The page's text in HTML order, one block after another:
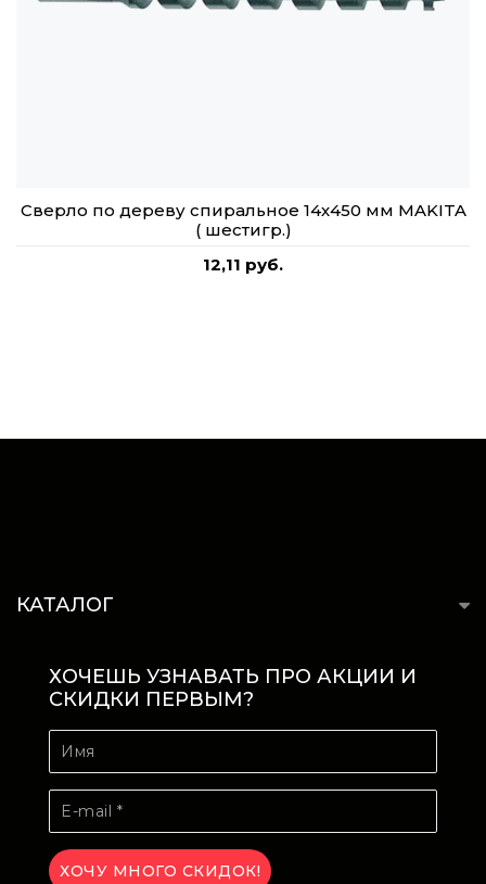
Сверло по дереву спиральное 14х450 мм MAKITA
( шестигр.)
12,11 руб.
КАТАЛОГ
ХОЧЕШЬ УЗНАВАТЬ ПРО АКЦИИ И
СКИДКИ ПЕРВЫМ?